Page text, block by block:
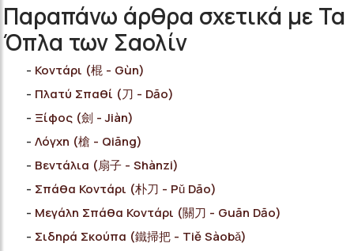
Παραπάνω άρθρα σχετικά με Τα
Όπλα των Σαολίν
Κοντάρι (棍 - Gùn)
Πλατύ Σπαθί (刀 - Dāo)
Ξίφος (劍 - Jiàn)
Λόγχη (槍 - Qiāng)
Βεντάλια (扇子 - Shànzi)
Σπάθα Κοντάρι (朴刀 - Pǔ Dāo)
Μεγάλη Σπάθα Κοντάρι (關刀 - Guān Dāo)
Σιδηρά Σκούπα (鐵掃把 - Tiě Sàobǎ)